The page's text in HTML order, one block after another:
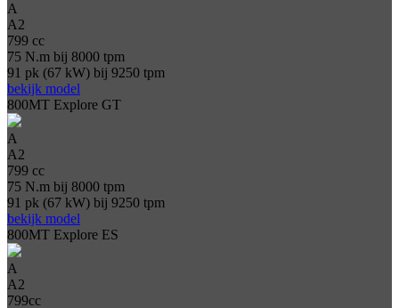
A
A2
799 cc
75 N.m bij 8000 tpm
91 pk (67 kW) bij 9250 tpm
bekijk model
800MT Explore GT
A
A2
799 cc
75 N.m bij 8000 tpm
91 pk (67 kW) bij 9250 tpm
bekijk model
800MT Explore ES
A
A2
799cc